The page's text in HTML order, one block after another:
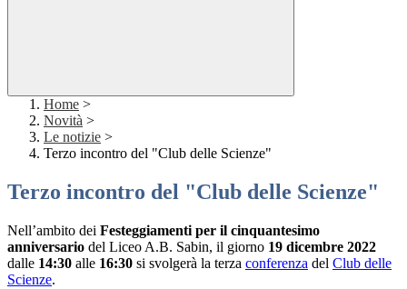
Home >
Novità >
Le notizie >
Terzo incontro del "Club delle Scienze"
Terzo incontro del "Club delle Scienze"
Nell’ambito dei Festeggiamenti per il cinquantesimo
anniversario del Liceo A.B. Sabin, il giorno 19 dicembre 2022
dalle 14:30 alle 16:30 si svolgerà la terza conferenza del Club delle
Scienze.